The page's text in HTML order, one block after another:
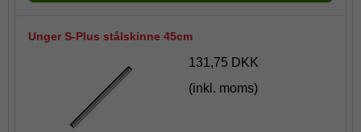
Unger S-Plus stålskinne 45cm
131,75 DKK
(inkl. moms)